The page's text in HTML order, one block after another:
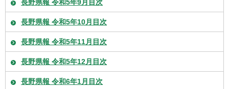
長野県報 令和5年9月目次
長野県報 令和5年10月目次
長野県報 令和5年11月目次
長野県報 令和5年12月目次
長野県報 令和6年1月目次